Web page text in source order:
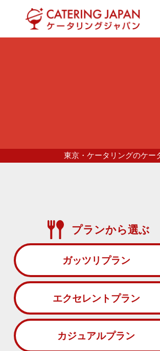
東京・ケータリングのケー
プランから選ぶ
ガッツリプラン
エクセレントプラン
カジュアルプラン